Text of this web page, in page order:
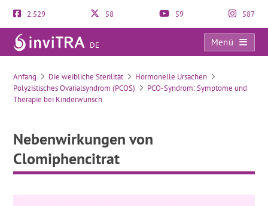
2.529 58 59 587
DE
Menü
Nebenwirkungen von Clomiphencitrat
Anfang Die weibliche Sterilität
Hormonelle Ursachen
Polyzistisches Ovarialsyndrom (PCOS)
PCO-Syndrom: Symptome und
Therapie bei Kinderwunsch
Nebenwirkungen von
Clomiphencitrat